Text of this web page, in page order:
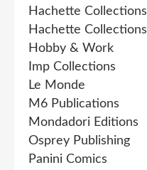
Hachette Collections
Hachette Collections
Hobby & Work
Imp Collections
Le Monde
M6 Publications
Mondadori Editions
Osprey Publishing
Panini Comics